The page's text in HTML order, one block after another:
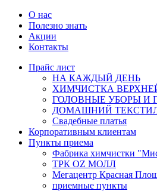
О нас
Полезно знать
Акции
Контакты
Прайс лист
НА КАЖДЫЙ ДЕНЬ
ХИМЧИСТКА
ГОЛОВНЫЕ УБОРЫ И
ДОМАШНИЙ
Свадебные платья
Корпоративным клиентам
Пункты приема
Фабрика химчистки
ТРК OZ МОЛЛ
Мегацентр Красная
приемные пункты